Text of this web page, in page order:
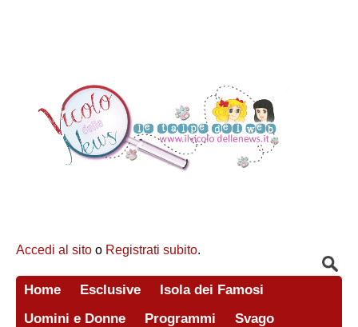
Accedi al sito o Registrati subito.
Home Esclusive
Isola dei Famosi
Uomini e Donne
Programmi
Svago